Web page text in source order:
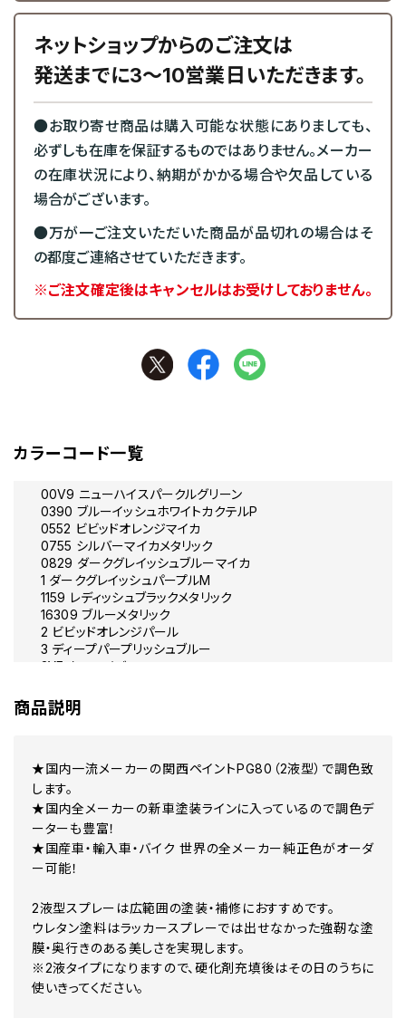
ネットショップからのご注文は
発送までに3～10営業日いただきます。
●お取り寄せ商品は購入可能な状態にありましても、
必ずしも在庫を保証するものではありません。メーカー
の在庫状況により、納期がかかる場合や欠品している
場合がございます。
●万が一ご注文いただいた商品が品切れの場合はそ
の都度ご連絡させていただきます。
※ご注文確定後はキャンセルはお受けしておりません。
カラーコード一覧
00V9 ニューハイスパークルグリーン
0390 ブルーイッシュホワイトカクテルP
0552 ビビッドオレンジマイカ
0755 シルバーマイカメタリック
0829 ダークグレイッシュブルーマイカ
1 ダークグレイッシュパープルM
1159 レディッシュブラックメタリック
16309 ブルーメタリック
2 ビビッドオレンジパール
3 ディープパープリッシュブルー
3YF ターコイズ
5 ブルーイッシュグレーメタリック
51989 ウェーブランナーバイオレット
9 ベリーダークブルーマイカM
90688 ジェットスキーオフホワイト
A ダークバイオレットマイカ
B ライトグレーメタリック
BMC ブルーマイカメタリック
BMC0775 ブルーマイカメタリック
BNM3 テクノジェイドメタリック
BWC1 ブルーイッシュホワイトカクテルP
C ブルーメタリック
DCM8 グリーンマイカ
DPBMC ディープパープルブルーマイカ
DPBMU オーシャンブルーメタリック
M3 ペールパープリッシュブルーメタリック
商品説明
★国内一流メーカーの関西ペイントPG80（2液型）で調色致
します。
★国内全メーカーの新車塗装ラインに入っているので調色デ
ーターも豊富！
★国産車・輸入車・バイク 世界の全メーカー純正色がオーダ
ー可能！
2液型スプレーは広範囲の塗装・補修におすすめです。
ウレタン塗料はラッカースプレーでは出せなかった強靭な塗
膜・奥行きのある美しさを実現します。
※2液タイプになりますので、硬化剤充填後はその日のうちに
使いきってください。